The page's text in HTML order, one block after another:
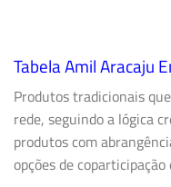
Tabela Amil Aracaju
Produtos tradicionais
rede, seguindo a lógica
produtos com
opções de